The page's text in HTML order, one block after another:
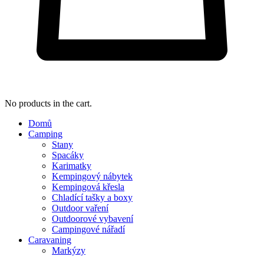
No products in the cart.
Domů
Camping
Stany
Spacáky
Karimatky
Kempingový nábytek
Kempingová křesla
Chladící tašky a boxy
Outdoor vaření
Outdoorové vybavení
Campingové nářadí
Caravaning
Markýzy